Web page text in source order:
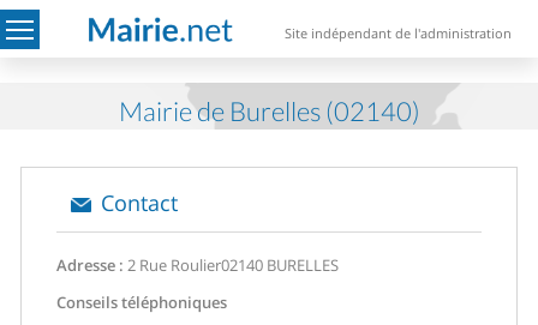
Site indépendant de l'administration
Mairie de Burelles (02140)
Contact
Adresse : 2 Rue Roulier02140 BURELLES
Conseils téléphoniques